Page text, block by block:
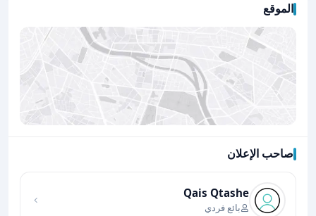
الموقع
صاحب الإعلان
Qais Qtashe
بائع فردي